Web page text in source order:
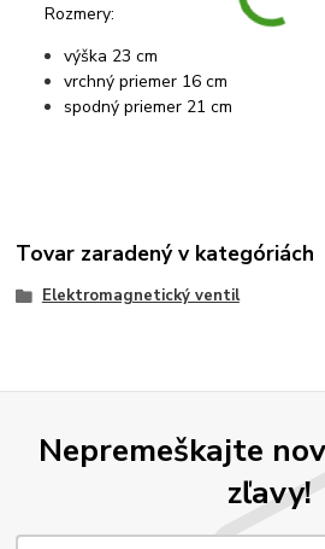
Rozmery:
výška 23 cm
vrchný priemer 16 cm
spodný priemer 21 cm
Tovar zaradený v kategóriách
Elektromagnetický ventil
Nepremeškajte
zľavy!